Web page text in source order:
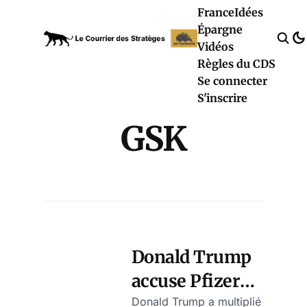
FranceIdées
Épargne
Vidéos
Règles du CDS
Se connecter
S'inscrire
GSK
Donald Trump
accuse Pfizer
Donald Trump a multiplié